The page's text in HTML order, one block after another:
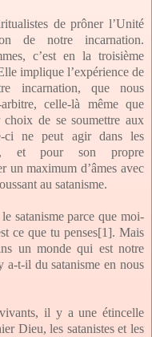
de prôner l’Unité
de notre incarnation.
c’est en la troisième
implique l’expérience de
incarnation, que nous
celle-là même que
de se soumettre aux
ci ne peut agir dans les
et pour son propre
un maximum d’âmes avec
au satanisme.
satanisme parce que moi-
ce que tu penses[1]. Mais
un monde qui est notre
a-t-il du satanisme en nous
il y a une étincelle
Dieu, les satanistes et les